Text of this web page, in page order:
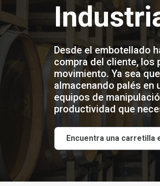
Desde el embotellado
compra del cliente, los
movimiento. Ya sea
almacenando palés en
equipos de
productividad que
Encuentra una carretilla